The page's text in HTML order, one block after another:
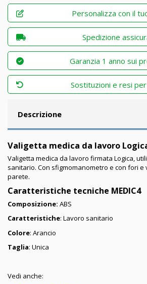
Personalizza con il
Spedizione
Garanzia 1 anno sui
Sostituzioni e resi
Descrizione
Valigetta medica da lavoro
Valigetta medica da lavoro firmata Logica,
sanitario. Con sfigmomanometro e con fori e
parete.
Caratteristiche tecniche MEDIC4
Composizione: ABS
Caratteristiche: Lavoro sanitario
Colore: Arancio
Taglia: Unica
Vedi anche: